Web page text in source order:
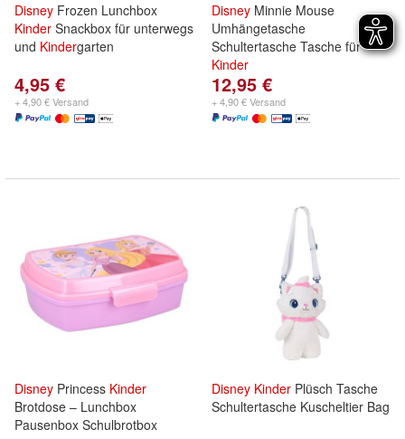
Disney Frozen Lunchbox
Kinder Snackbox für unterwegs
und Kindergarten
4,95 €
+ 4,90 € Versand
Disney Minnie Mouse
Umhängetasche
Schultertasche Tasche für
Kinder
12,95 €
+ 4,90 € Versand
Disney Princess Kinder
Brotdose – Lunchbox
Pausenbox Schulbrotbox
Disney Kinder Plüsch Tasche
Schultertasche Kuscheltier Bag